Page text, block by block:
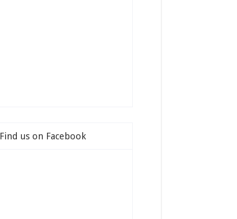
Find us on Facebook